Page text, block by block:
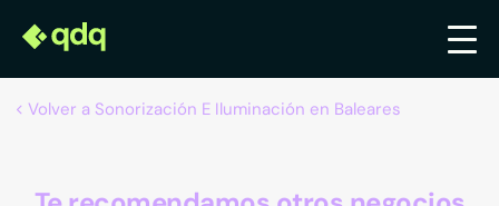
Volver a Sonorización E Iluminación en Baleares